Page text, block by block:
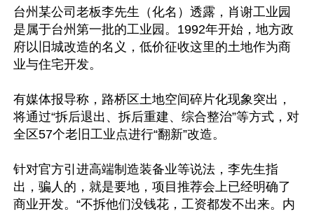
台州某公司老板李先生（化名）透露，肖谢工业园
是属于台州第一批的工业园。1992年开始，地方政
府以旧城改造的名义，低价征收这里的土地作为商
业与住宅开发。
有媒体报导称，路桥区土地空间碎片化现象突出，
将通过“拆后退出、拆后重建、综合整治”等方式，对
全区57个老旧工业点进行“翻新”改造。
针对官方引进高端制造装备业等说法，李先生指
出，骗人的，就是要地，项目推荐会上已经明确了
商业开发。“不拆他们没钱花，工资都发不出来。内